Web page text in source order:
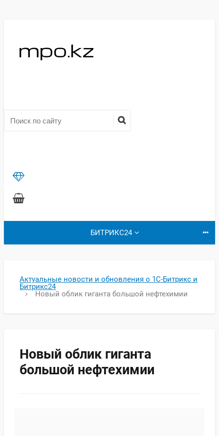
БИТРИКС24
Актуальные новости и обновления о 1С-Битрикс и
Битрикс24
Новый облик гиганта большой нефтехимии
Новый облик гиганта
большой нефтехимии